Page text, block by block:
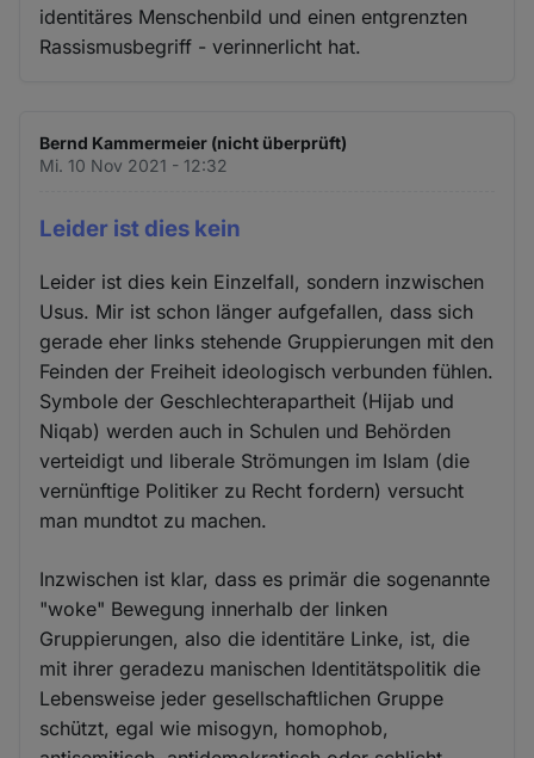
identitäres Menschenbild und einen entgrenzten
Rassismusbegriff - verinnerlicht hat.
Bernd Kammermeier (nicht überprüft)
Mi. 10 Nov 2021 - 12:32
Leider ist dies kein
Leider ist dies kein Einzelfall, sondern inzwischen
Usus. Mir ist schon länger aufgefallen, dass sich
gerade eher links stehende Gruppierungen mit den
Feinden der Freiheit ideologisch verbunden fühlen.
Symbole der Geschlechterapartheit (Hijab und
Niqab) werden auch in Schulen und Behörden
verteidigt und liberale Strömungen im Islam (die
vernünftige Politiker zu Recht fordern) versucht
man mundtot zu machen.
Inzwischen ist klar, dass es primär die sogenannte
"woke" Bewegung innerhalb der linken
Gruppierungen, also die identitäre Linke, ist, die
mit ihrer geradezu manischen Identitätspolitik die
Lebensweise jeder gesellschaftlichen Gruppe
schützt, egal wie misogyn, homophob,